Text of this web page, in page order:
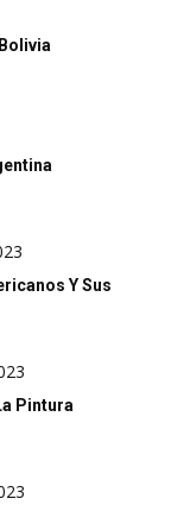
Y Sus
Pintura